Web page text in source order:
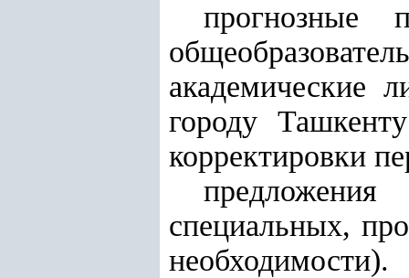
прогнозные
академические
городу
корректировки
специальных,
необходимости).